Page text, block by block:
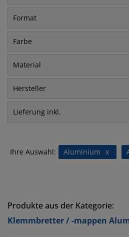
Format
Farbe
Material
Hersteller
Lieferung inkl.
Ihre Auswahl: x
Aluminium
Produkte aus der Kategorie:
Klemmbretter / -mappen